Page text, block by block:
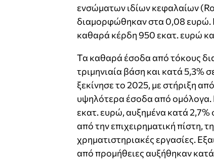
ενσώματων ιδίων κεφαλαίων
διαμορφώθηκαν στα 0,08 ευρώ.
καθαρά κέρδη 950 εκατ. ευρώ
Τα καθαρά έσοδα από τόκους
τριμηνιαία βάση και κατά 5,3%
ξεκίνησε το 2025, με στήριξη
υψηλότερα έσοδα από ομόλογα.
εκατ. ευρώ, αυξημένα κατά 2,7%
από την επιχειρηματική πίστη,
χρηματιστηριακές εργασίες.
από προμήθειες αυξήθηκαν